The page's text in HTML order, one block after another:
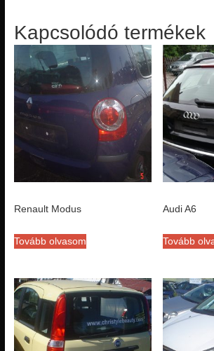
Kapcsolódó termékek
Renault Modus
Tovább olvasom
Audi A6
Tovább